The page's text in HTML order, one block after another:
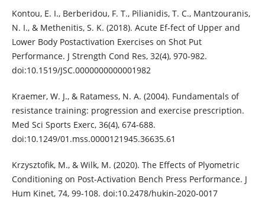
Kontou, E. I., Berberidou, F. T., Pilianidis, T. C., Mantzouranis,
N. I., & Methenitis, S. K. (2018). Acute Ef-fect of Upper and
Lower Body Postactivation Exercises on Shot Put
Performance. J Strength Cond Res, 32(4), 970-982.
doi:10.1519/JSC.0000000000001982
Kraemer, W. J., & Ratamess, N. A. (2004). Fundamentals of
resistance training: progression and exercise prescription.
Med Sci Sports Exerc, 36(4), 674-688.
doi:10.1249/01.mss.0000121945.36635.61
Krzysztofik, M., & Wilk, M. (2020). The Effects of Plyometric
Conditioning on Post-Activation Bench Press Performance. J
Hum Kinet, 74, 99-108. doi:10.2478/hukin-2020-0017